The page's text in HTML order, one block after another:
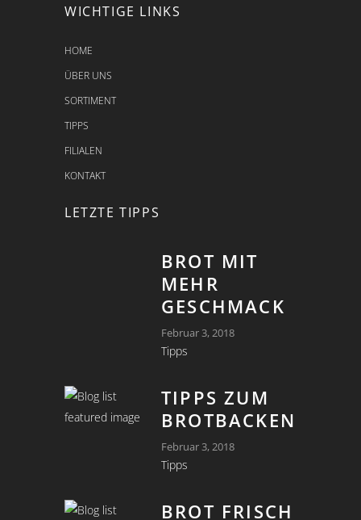
WICHTIGE LINKS
HOME
ÜBER UNS
SORTIMENT
TIPPS
FILIALEN
KONTAKT
LETZTE TIPPS
BROT MIT
MEHR
GESCHMACK
Februar 3, 2018
Tipps
TIPPS ZUM
BROTBACKEN
Februar 3, 2018
Tipps
BROT FRISCH